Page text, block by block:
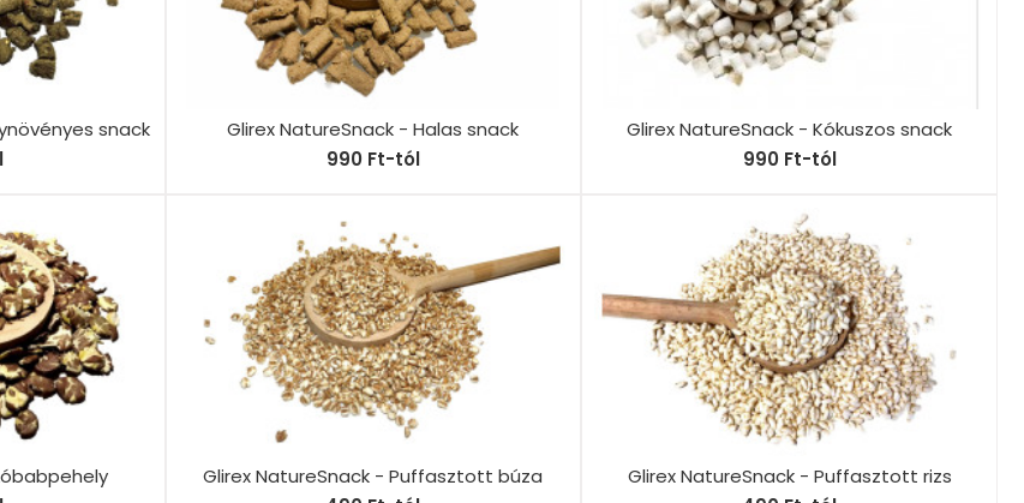
snack
Glirex NatureSnack - Halas snack
990 Ft-tól
Glirex NatureSnack - Kókuszos snack
990 Ft-tól
Glirex NatureSnack - Puffasztott búza
Glirex NatureSnack - Puffasztott rizs